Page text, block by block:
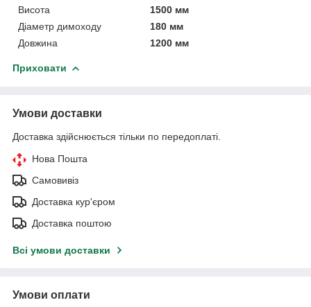
Висота
1500 мм
Діаметр димоходу
180 мм
Довжина
1200 мм
Приховати
Умови доставки
Доставка здійснюється тільки по передоплаті.
Нова Пошта
Самовивіз
Доставка кур'єром
Доставка поштою
Всі умови доставки
Умови оплати